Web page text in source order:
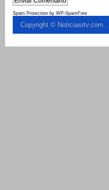
Spam Protection by WP-SpamFree
Copyright © Noticiasrtv.com .